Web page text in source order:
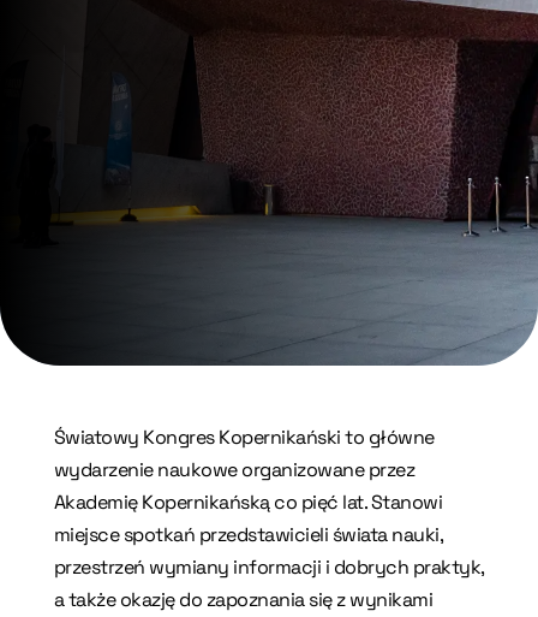
Światowy Kongres Kopernikański to główne
wydarzenie naukowe organizowane przez
Akademię Kopernikańską co pięć lat. Stanowi
miejsce spotkań przedstawicieli świata nauki,
przestrzeń wymiany informacji i dobrych praktyk,
a także okazję do zapoznania się z wynikami